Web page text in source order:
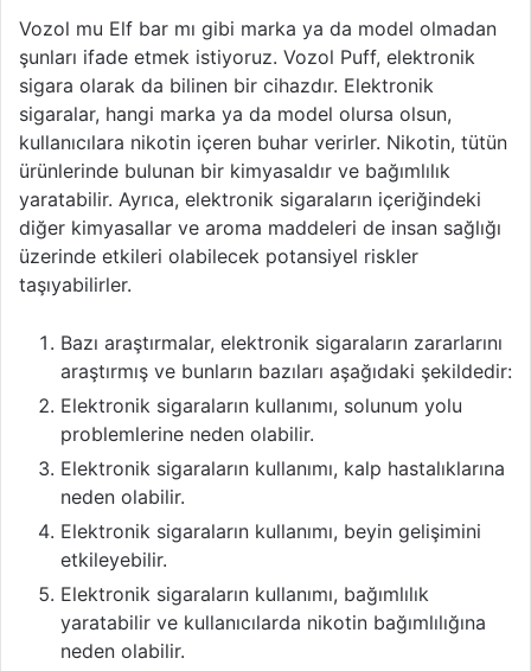
Vozol mu Elf bar mı gibi marka ya da model olmadan
şunları ifade etmek istiyoruz. Vozol Puff, elektronik
sigara olarak da bilinen bir cihazdır. Elektronik
sigaralar, hangi marka ya da model olursa olsun,
kullanıcılara nikotin içeren buhar verirler. Nikotin, tütün
ürünlerinde bulunan bir kimyasaldır ve bağımlılık
yaratabilir. Ayrıca, elektronik sigaraların içeriğindeki
diğer kimyasallar ve aroma maddeleri de insan sağlığı
üzerinde etkileri olabilecek potansiyel riskler
taşıyabilirler.
Bazı araştırmalar, elektronik sigaraların zararlarını
araştırmış ve bunların bazıları aşağıdaki şekildedir:
Elektronik sigaraların kullanımı, solunum yolu
problemlerine neden olabilir.
Elektronik sigaraların kullanımı, kalp hastalıklarına
neden olabilir.
Elektronik sigaraların kullanımı, beyin gelişimini
etkileyebilir.
Elektronik sigaraların kullanımı, bağımlılık
yaratabilir ve kullanıcılarda nikotin bağımlılığına
neden olabilir.